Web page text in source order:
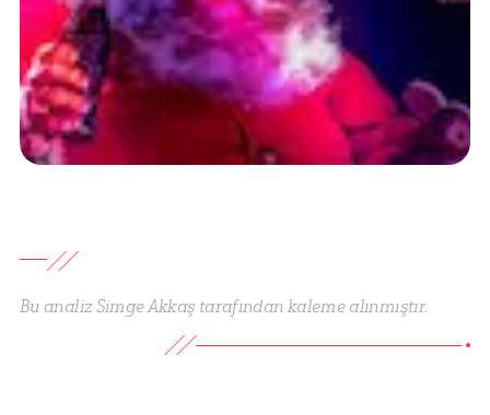
Bu analiz Simge Akkaş tarafından kaleme alınmıştır.